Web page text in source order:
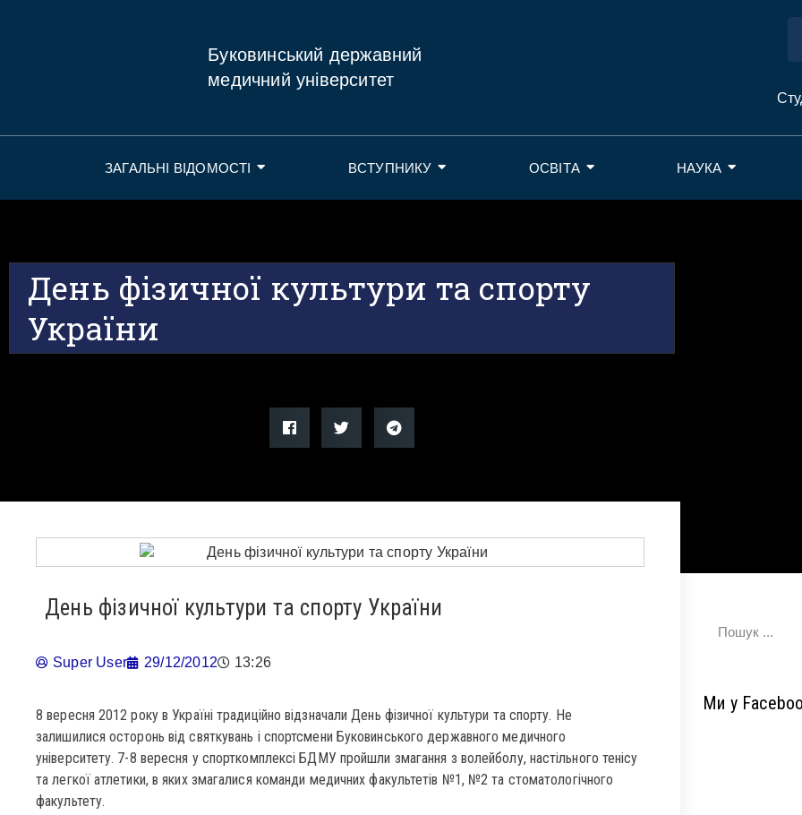
Буковинський державний
медичний університет
ЗАГАЛЬНІ ВІДОМОСТІ ВСТУПНИКУ ОСВІТА НАУКА
День фізичної культури та спорту
України
День фізичної культури та спорту України
Super User 29/12/2012 13:26
8 вересня 2012 року в Україні традиційно відзначали День фізичної культури та спорту. Не
залишилися осторонь від святкувань і спортсмени Буковинського державного медичного
університету. 7-8 вересня у спорткомплексі БДМУ пройшли змагання з волейболу, настільного тенісу
та легкої атлетики, в яких змагалися команди медичних факультетів №1, №2 та стоматологічного
факультету.
Ми у